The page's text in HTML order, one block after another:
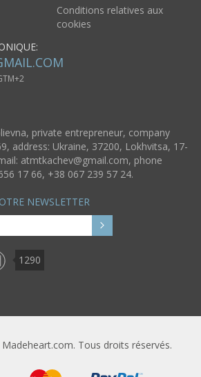
Conditions relatives aux
cookies
private entrepreneur, company
address: Ukraine, 37200, Lokhvitsa, 17-
atmtkachev@gmail.com, phone
17 66, +38 067 239 57 24.
NEWSLETTER
1290
Tous droits réservés.